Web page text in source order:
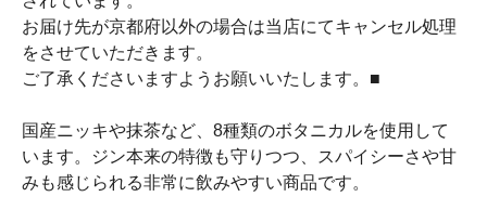
お届け先が京都府以外の場合は当店にてキャンセル処理
をさせていただきます。
ご了承くださいますようお願いいたします。■
国産ニッキや抹茶など、8種類のボタニカルを使用して
います。ジン本来の特徴も守りつつ、スパイシーさや甘
みも感じられる非常に飲みやすい商品です。